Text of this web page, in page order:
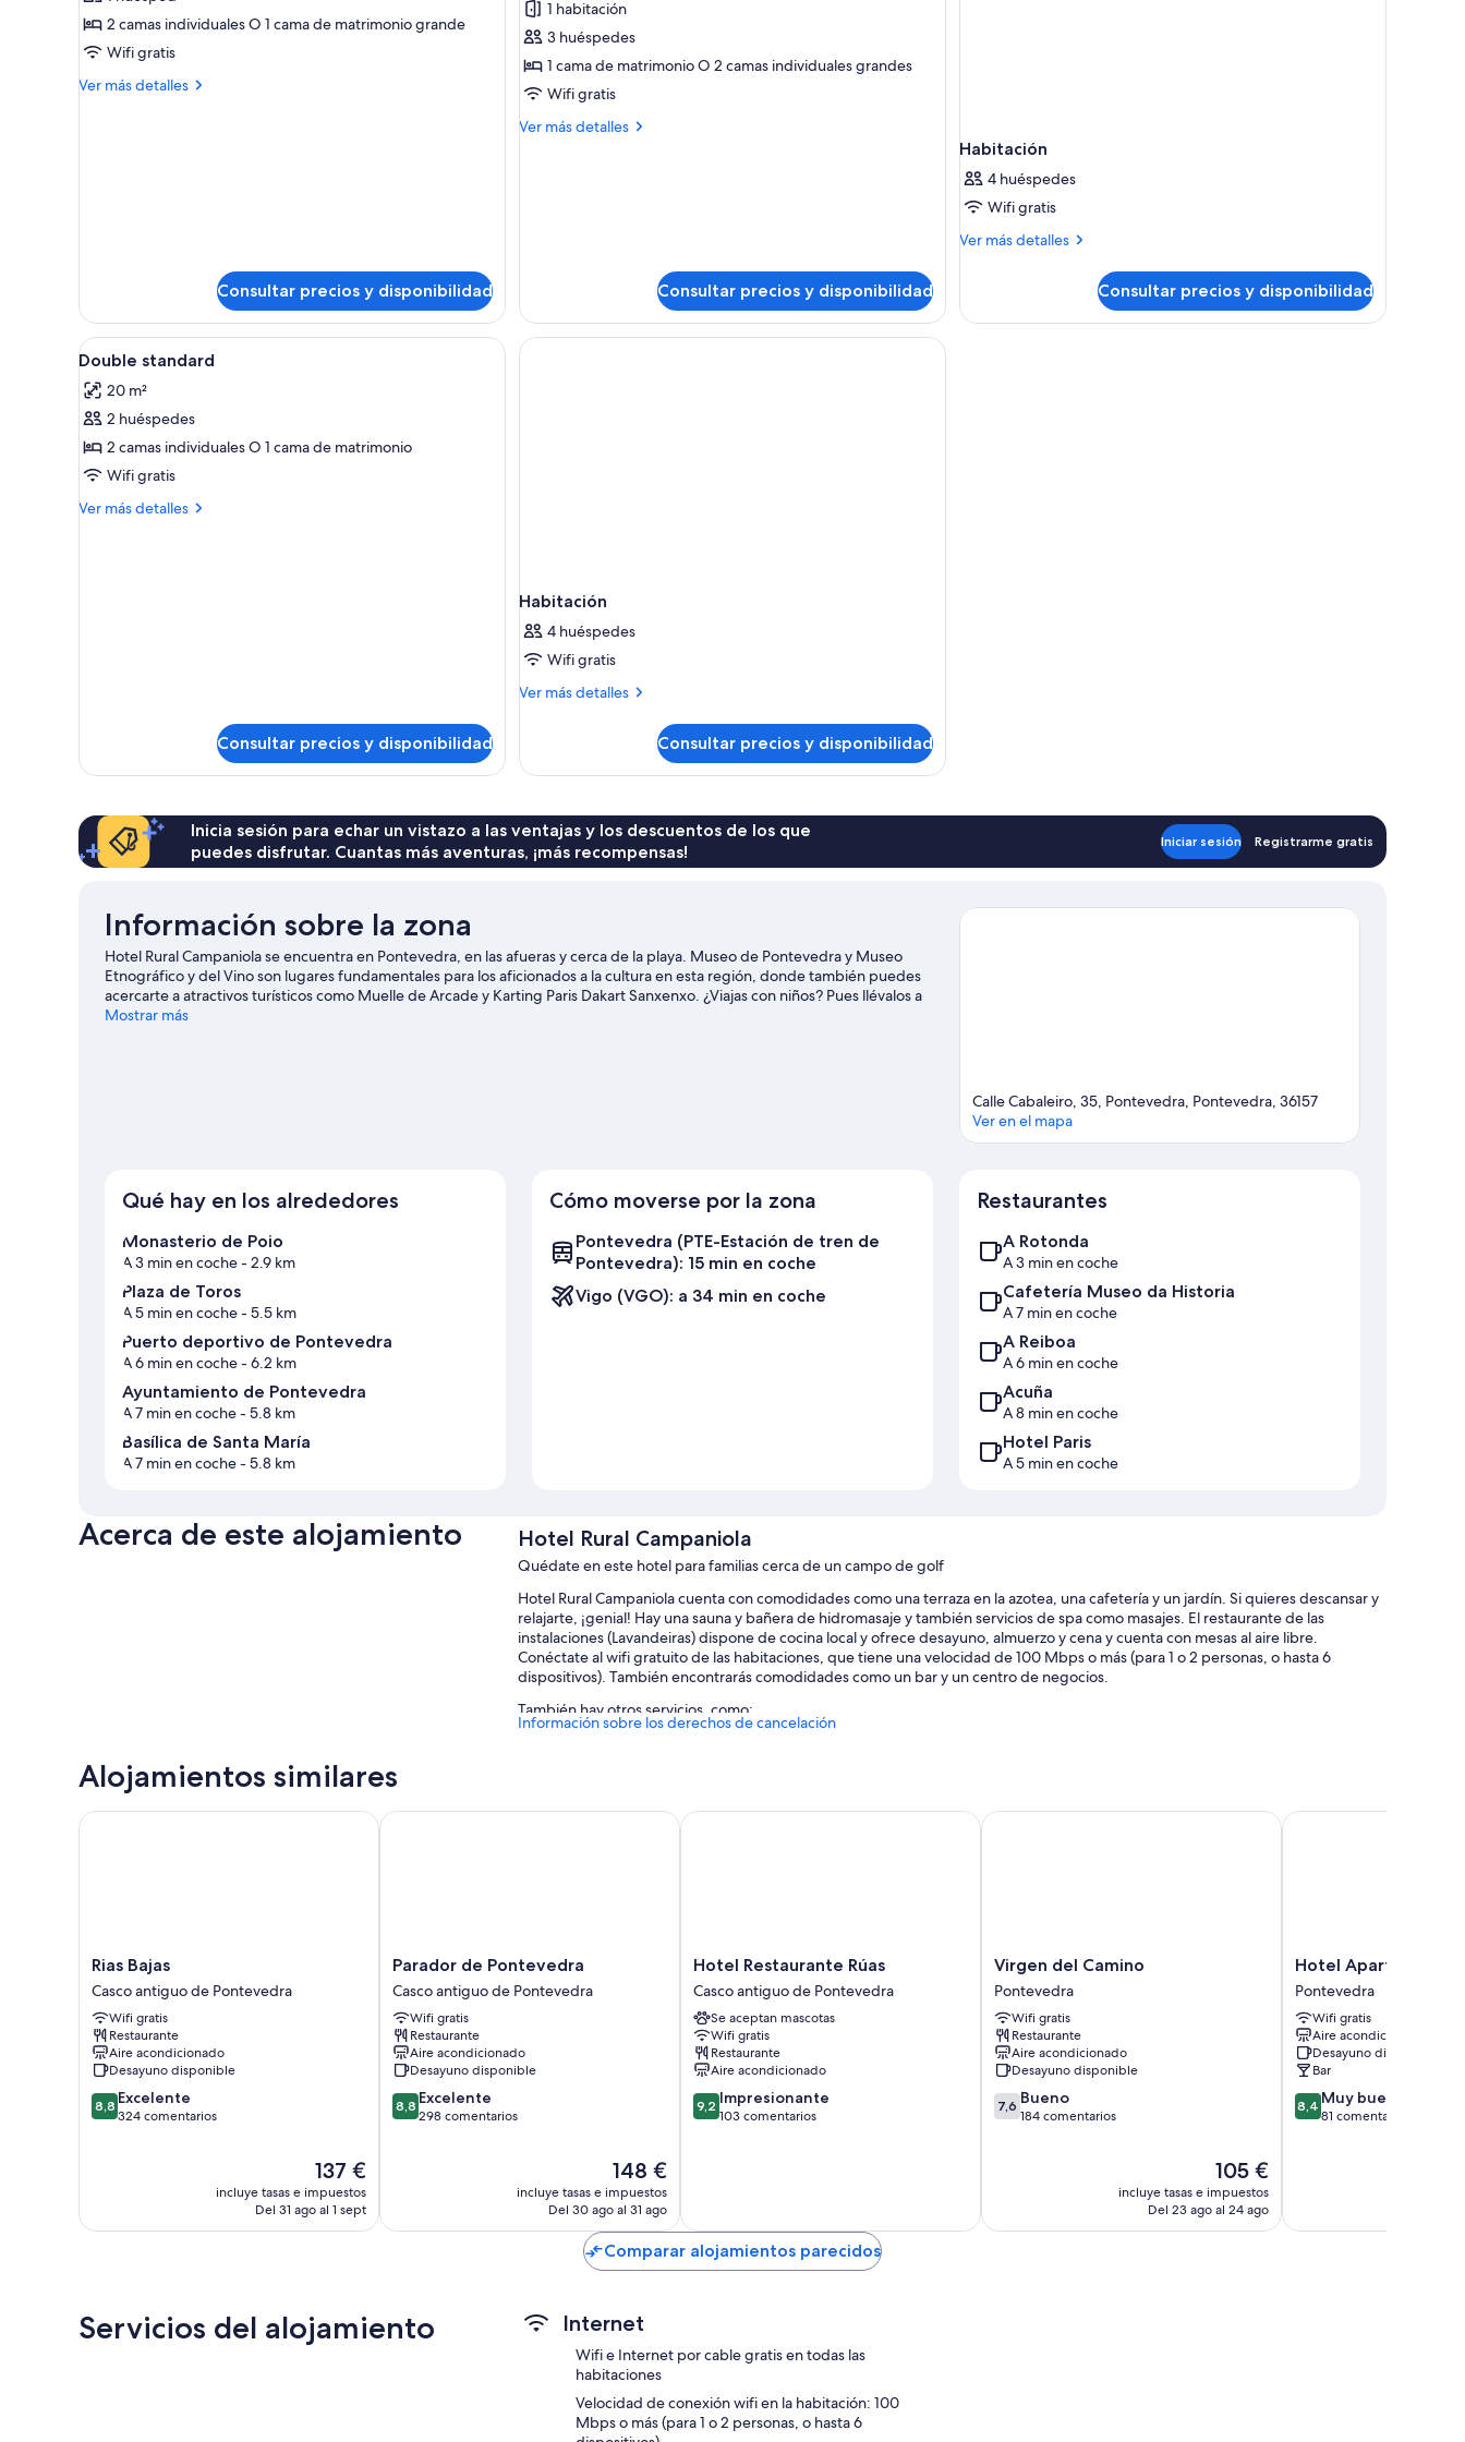
Habitación
individual
2 camas individuales O 1 cama de matrimonio grande
Wifi gratis
Ver más detalles
Más
Consultar precios y disponibilidad
Habitación
estándar
doble
1 habitación
3 huéspedes
1 cama de matrimonio O 2 camas individuales grandes
Wifi gratis
Ver más detalles
Más
Consultar precios y disponibilidad
Habitación
4 huéspedes
Wifi gratis
Ver más detalles
Más
Consultar precios y disponibilidad
Abrir
todas
las
fotos
de
Double
standard
Edredones de plumas, caja fuerte, escritorio
2
Double standard
20 m²
2 huéspedes
2 camas individuales O 1 cama de matrimonio
Wifi gratis
Ver más detalles
Más
Consultar precios y disponibilidad
Habitación
4 huéspedes
Wifi gratis
Ver más detalles
Más
Consultar precios y disponibilidad
Inicia sesión para echar un vistazo a las ventajas y los descuentos de los que
puedes disfrutar. Cuantas más aventuras, ¡más recompensas!
Iniciar sesión Registrarme gratis
Información sobre la zona
Hotel Rural Campaniola se encuentra en Pontevedra, en las afueras y cerca de la playa. Museo de Pontevedra y Museo
Etnográfico y del Vino son lugares fundamentales para los aficionados a la cultura en esta región, donde también puedes
acercarte a atractivos turísticos como Muelle de Arcade y Karting Paris Dakart Sanxenxo. ¿Viajas con niños? Pues llévalos a
Observatorio astronómico de Cotobade y, si te apetece disfrutar de un evento especial, consulta el calendario de Estadio
Mostrar más
Calle Cabaleiro, 35, Pontevedra, Pontevedra, 36157
Ver en el mapa
Qué hay en los alrededores
Monasterio de Poio
A 3 min en coche- 2.9 km
Plaza de Toros
A 5 min en coche- 5.5 km
Puerto deportivo de Pontevedra
A 6 min en coche- 6.2 km
Ayuntamiento de Pontevedra
A 7 min en coche- 5.8 km
Basílica de Santa María
A 7 min en coche- 5.8 km
Cómo moverse por la zona
Pontevedra (PTE-Estación de tren de
Pontevedra): 15 min en coche
Vigo (VGO): a 34 min en coche
Restaurantes
A Rotonda
A 3 min en coche
Cafetería Museo da Historia
A 7 min en coche
A Reiboa
A 6 min en coche
Acuña
A 8 min en coche
Hotel Paris
A 5 min en coche
Acerca de este alojamiento Hotel Rural Campaniola
Quédate en este hotel para familias cerca de un campo de golf
Hotel Rural Campaniola cuenta con comodidades como una terraza en la azotea, una cafetería y un jardín. Si quieres descansar y
relajarte, ¡genial! Hay una sauna y bañera de hidromasaje y también servicios de spa como masajes. El restaurante de las
instalaciones (Lavandeiras) dispone de cocina local y ofrece desayuno, almuerzo y cena y cuenta con mesas al aire libre.
Conéctate al wifi gratuito de las habitaciones, que tiene una velocidad de 100 Mbps o más (para 1 o 2 personas, o hasta 6
dispositivos). También encontrarás comodidades como un bar y un centro de negocios.
También hay otros servicios, como:
Salas de reuniones, personal multilingüe y una televisión en la zona común
Además, otros servicios que hallarás en todas las habitaciones incluyen los siguientes:
Baños con bañeras o duchas y secadores de pelo
Televisiones de pantalla plana de 42 pulgadas con canales digitales
Armarios o roperos, servicio de limpieza diario y escritorios
Información sobre los derechos de cancelación
Alojamientos similares
Rias
Bajas
Casco
antiguo
de
Pontevedra
Rias Bajas
Casco antiguo de Pontevedra
Wifi gratis
Restaurante
Aire acondicionado
Desayuno disponible
8.8
sobre
8,8 Excelente
324 comentarios
El
precio
actual
137 €
incluye tasas e impuestos
Del 31 ago al 1 sept
Rias Bajas
Parador
de
Pontevedra
Casco
antiguo
de
Pontevedra
Parador de Pontevedra
Casco antiguo de Pontevedra
Wifi gratis
Restaurante
Aire acondicionado
Desayuno disponible
8.8
sobre
8,8 Excelente
298 comentarios
El
precio
actual
de
148 €
148 €
incluye tasas e impuestos
Del 30 ago al 31 ago
Parador de Pontevedra
Hotel
Restaurante
Rúas
Casco
antiguo
de
Pontevedra
Hotel Restaurante Rúas
Casco antiguo de Pontevedra
Se aceptan mascotas
Wifi gratis
Restaurante
Aire acondicionado
9.2
sobre
9,2 Impresionante
103 comentarios
Hotel Restaurante Rúas
Virgen
del
Camino
Pontevedra
Virgen del Camino
Pontevedra
Wifi gratis
Restaurante
Aire acondicionado
Desayuno disponible
7.6
sobre
7,6 Bueno
184 comentarios
El
precio
actual
105 €
incluye tasas e impuestos
Del 23 ago al 24 ago
Virgen del Camino
Hotel
Apartamentos
Dabarca
Pontevedra
Hotel
Pontevedra
Wifi gratis
Aire acondicionado
Desayuno disponible
Bar
8.4
sobre
8,4 Muy bueno
81 comentarios
Hotel Apartamentos
Comparar alojamientos parecidos
Servicios del alojamiento Internet
Wifi e Internet por cable gratis en todas las
habitaciones
Velocidad de conexión wifi en la habitación: 100
Mbps o más (para 1 o 2 personas, o hasta 6